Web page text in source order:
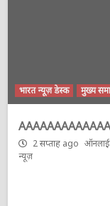
भारत न्यूज़ डेस्क मुख्य
2 सप्ताह ago
न्यूज़